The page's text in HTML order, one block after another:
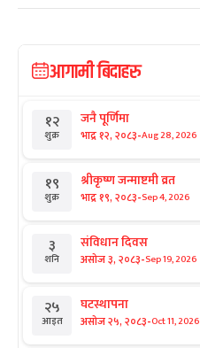
आगामी बिदाहरु
१२
शुक्र
जनै पूर्णिमा
भाद्र १२, २०८३-Aug 28, 2026
१९
शुक्र
श्रीकृष्ण जन्माष्टमी व्रत
भाद्र १९, २०८३-Sep 4, 2026
३
शनि
संविधान दिवस
असोज ३, २०८३-Sep 19, 2026
२५
आइत
घटस्थापना
असोज २५, २०८३-Oct 11, 2026